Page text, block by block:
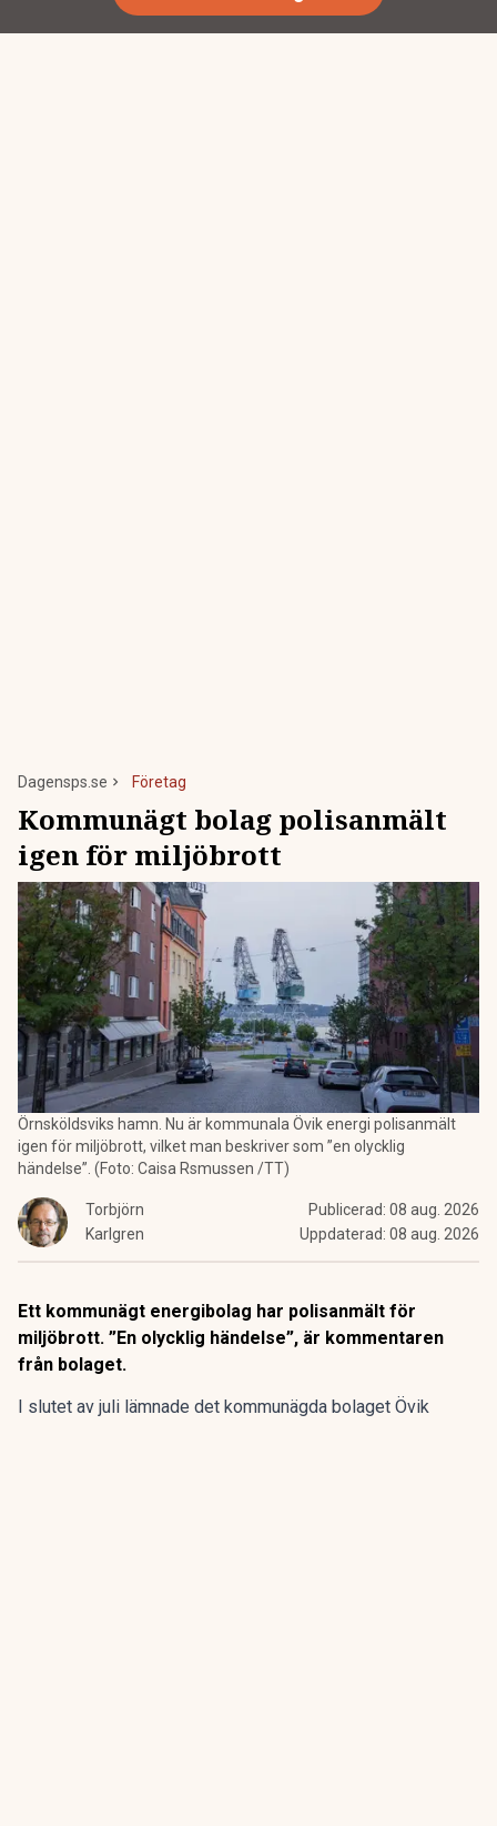
Dagensps.se Företag
Kommunägt bolag polisanmält
igen för miljöbrott
Örnsköldsviks hamn. Nu är kommunala Övik energi polisanmält
igen för miljöbrott, vilket man beskriver som ”en olycklig
händelse”. (Foto: Caisa Rsmussen /TT)
Torbjörn
Karlgren
Publicerad: 08 aug. 2026
Uppdaterad: 08 aug. 2026
Ett kommunägt energibolag har polisanmält för
miljöbrott. ”En olycklig händelse”, är kommentaren
från bolaget.
I slutet av juli lämnade det kommunägda bolaget Övik